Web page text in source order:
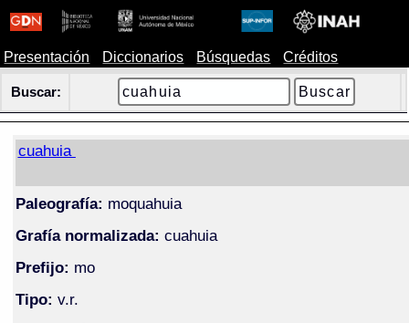
Presentación Diccionarios Búsquedas Créditos
Buscar:
cuahuia
Paleografía: moquahuia
Grafía normalizada: cuahuia
Prefijo: mo
Tipo: v.r.